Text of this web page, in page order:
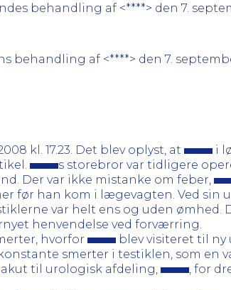
behandling af <****> den 7.
af <****> den 7.
kl. 17.23. Det blev oplyst, at
i
s storebror var tidligere
Der var ikke mistanke om feber,
før han kom i lægevagten. Ved sin
var helt ens og uden ømhed.
henvendelse ved forværring.
hvorfor
blev visiteret til ny
smerter i testiklen, som en
akut til urologisk afdeling,
, for